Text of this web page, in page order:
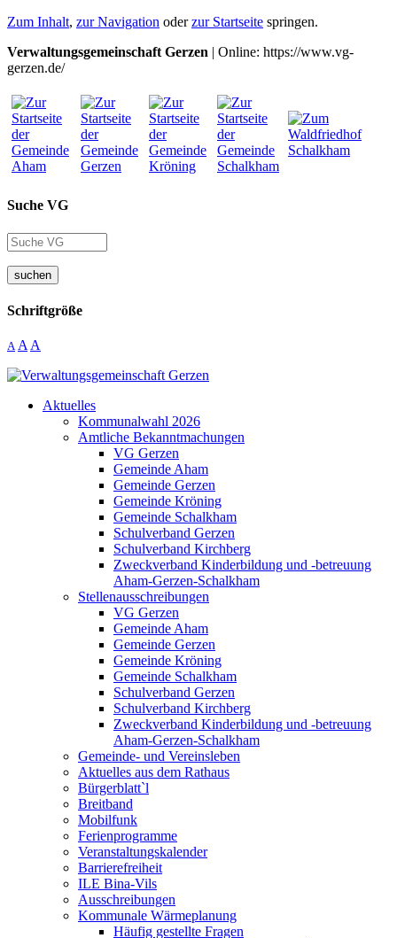
Zum Inhalt, zur Navigation oderzur Startseite springen.
Verwaltungsgemeinschaft Gerzen | Online: https://www.vg-
gerzen.de/
Suche VG
suchen
Schriftgröße
A A A
Aktuelles
Kommunalwahl 2026
Amtliche Bekanntmachungen
VG Gerzen
Gemeinde Aham
Gemeinde Gerzen
Gemeinde Kröning
Gemeinde Schalkham
Schulverband Gerzen
Schulverband Kirchberg
Zweckverband Kinderbildung und -betreuung
Aham-Gerzen-Schalkham
Stellenausschreibungen
VG Gerzen
Gemeinde Aham
Gemeinde Gerzen
Gemeinde Kröning
Gemeinde Schalkham
Schulverband Gerzen
Schulverband Kirchberg
Zweckverband Kinderbildung und -betreuung
Aham-Gerzen-Schalkham
Gemeinde- und Vereinsleben
Aktuelles aus dem Rathaus
Bürgerblatt`l
Breitband
Mobilfunk
Ferienprogramme
Veranstaltungskalender
Barrierefreiheit
ILE Bina-Vils
Ausschreibungen
Kommunale Wärmeplanung
Häufig gestellte Fragen